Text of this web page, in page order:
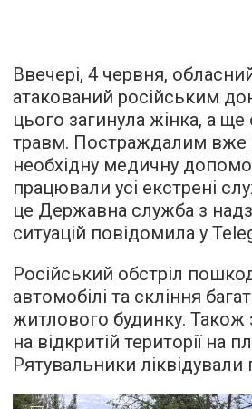
Ввечері, 4 червня,
атакований російським
цього загинула жінка, а ще
травм. Постраждалим
необхідну медичну
працювали усі екстрені
це Державна служба з
ситуацій повідомила у
Російський обстріл
автомобілі та скління
житлового будинку. Також
на відкритій території на
Рятувальники